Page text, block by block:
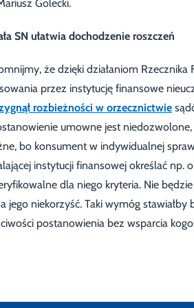
Golecki.
SN ułatwia dochodzenie roszczeń
że dzięki działaniom
przez instytucję finansowe
rozbieżności w orzecznictwie
umowne jest
bo konsument w indywidualnej
instytucji finansowej określać np.
dla niego kryteria. Nie
jego niekorzyść. Taki wymóg
postanowienia bez wsparcia